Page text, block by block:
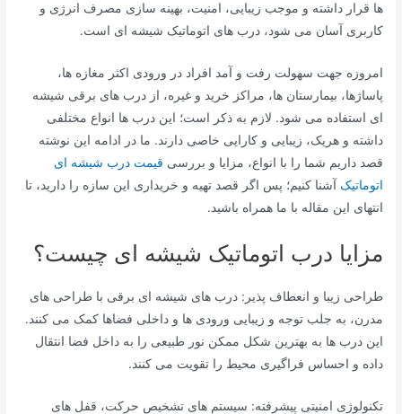
ها قرار داشته و موجب زیبایی، امنیت، بهینه سازی مصرف انرژی و
کاربری آسان می شود، درب های اتوماتیک شیشه ای است.
امروزه جهت سهولت رفت و آمد افراد در ورودی اکثر مغازه ها،
پاساژها، بیمارستان ها، مراکز خرید و غیره، از درب های برقی شیشه
ای استفاده می شود. لازم به ذکر است؛ این درب ها انواع مختلفی
داشته و هریک، زیبایی و کارایی خاصی دارند. ما در ادامه این نوشته
قصد داریم شما را با انواع، مزایا و بررسی قیمت درب شیشه ای
اتوماتیک آشنا کنیم؛ پس اگر قصد تهیه و خریداری این سازه را دارید، تا
انتهای این مقاله با ما همراه باشید.
مزایا درب اتوماتیک شیشه ای چیست؟
طراحی زیبا و انعطاف پذیر: درب های شیشه ای برقی با طراحی های
مدرن، به جلب توجه و زیبایی ورودی ها و داخلی فضاها کمک می کنند.
این درب ها به بهترین شکل ممکن نور طبیعی را به داخل فضا انتقال
داده و احساس فراگیری محیط را تقویت می کنند.
تکنولوژی امنیتی پیشرفته: سیستم های تشخیص حرکت، قفل های